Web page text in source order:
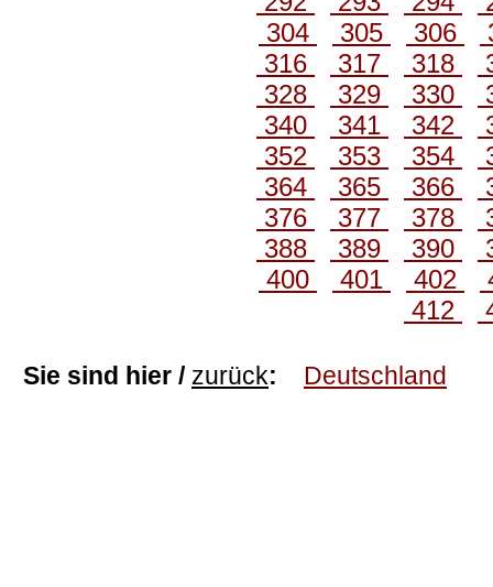
304
305 306
316
317 318
328
329 330
340
341 342
352
353 354
364
365 366
376
377 378
388
389 390
400
401 402
412
Sie sind hier / zurück: Deutschland